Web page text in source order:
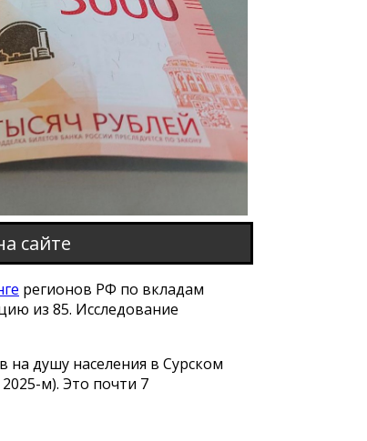
сайте
регионов РФ по вкладам
из 85. Исследование
на душу населения в Сурском
2025-м). Это почти 7